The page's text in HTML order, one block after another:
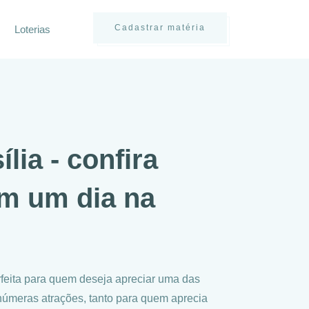
Cadastrar matéria
Loterias
- confira
um dia na
para quem deseja apreciar uma das
atrações, tanto para quem aprecia